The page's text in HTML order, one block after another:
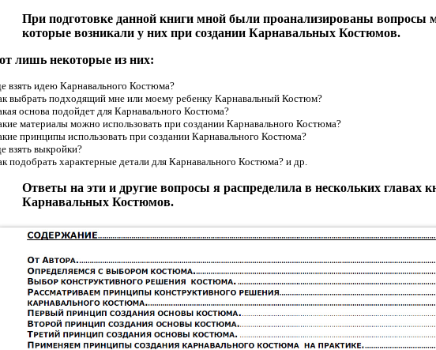
При подготовке данной книги мной были проанализированы вопросы
которые возникали у них при создании Карнавальных Костюмов.
лишь некоторые из них:
взять идею Карнавального Костюма?
выбрать подходящий мне или моему ребенку Карнавальный Костюм?
основа подойдет для Карнавального Костюма?
материалы можно использовать при создании Карнавального Костюма?
принципы использовать при создании Карнавального Костюма?
взять выкройки?
подобрать характерные детали для Карнавального Костюма? и др.
Ответы на эти и другие вопросы я распределила в нескольких главах
Карнавальных Костюмов.